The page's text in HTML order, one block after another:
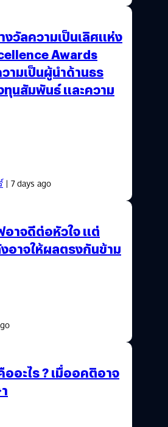
งวัลความเป็นเลิศแห่ง
Awards
ามเป็นผู้นำด้านธร
ทุนสัมพันธ์ และความ
| 7 days ago
าจดีต่อหัวใจ แต่
อาจให้ผลตรงกันข้าม
อะไร ? เมื่ออคติอาจ